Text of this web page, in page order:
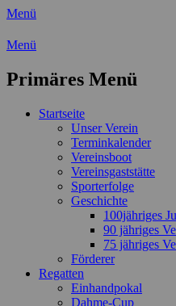
Menü
Wassersport-
Freizeit mit der
Menü
Primäres Menü
Zum
Startseite
Unser Verein
Terminkalender
Vereinsboot
Vereinsgaststätte
Sporterfolge
Geschichte
100jähriges
90 jähriges
75 jähriges
Förderer
Regatten
Einhandpokal
Dahme-Cup